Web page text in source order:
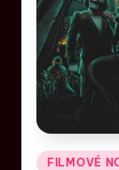
FILMOVÉ